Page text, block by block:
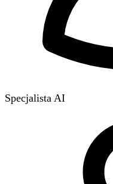
Specjalista AI